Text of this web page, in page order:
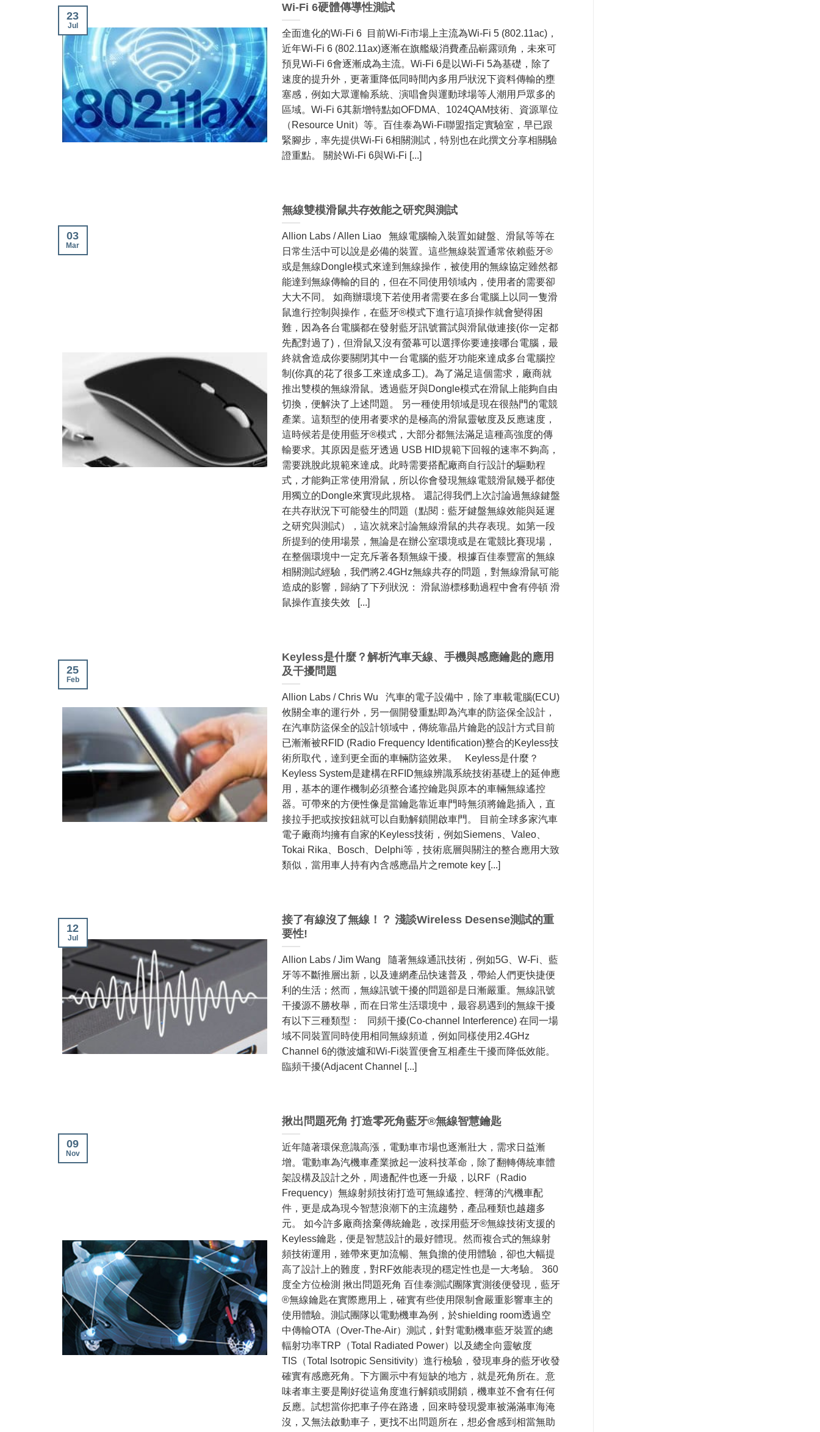
Wi-Fi 6硬體傳導性測試
全面進化的Wi-Fi 6 目前Wi-Fi市場上主流為Wi-Fi 5 (802.11ac)，
近年Wi-Fi 6 (802.11ax)逐漸在旗艦級消費產品嶄露頭角，未來可
預見Wi-Fi 6會逐漸成為主流。Wi-Fi 6是以Wi-Fi 5為基礎，除了
速度的提升外，更著重降低同時間內多用戶狀況下資料傳輸的壅
塞感，例如大眾運輸系統、演唱會與運動球場等人潮用戶眾多的
區域。Wi-Fi 6其新增特點如OFDMA、1024QAM技術、資源單位
（Resource Unit）等。百佳泰為Wi-Fi聯盟指定實驗室，早已跟
緊腳步，率先提供Wi-Fi 6相關測試，特別也在此撰文分享相關驗
證重點。 關於Wi-Fi 6與Wi-Fi [...]
23
Jul
無線雙模滑鼠共存效能之研究與測試
Allion Labs / Allen Liao 無線電腦輸入裝置如鍵盤、滑鼠等等在
日常生活中可以說是必備的裝置。這些無線裝置通常依賴藍牙®
或是無線Dongle模式來達到無線操作，被使用的無線協定雖然都
能達到無線傳輸的目的，但在不同使用領域內，使用者的需要卻
大大不同。 如商辦環境下若使用者需要在多台電腦上以同一隻滑
鼠進行控制與操作，在藍牙®模式下進行這項操作就會變得困
難，因為各台電腦都在發射藍牙訊號嘗試與滑鼠做連接(你一定都
先配對過了)，但滑鼠又沒有螢幕可以選擇你要連接哪台電腦，最
終就會造成你要關閉其中一台電腦的藍牙功能來達成多台電腦控
制(你真的花了很多工來達成多工)。為了滿足這個需求，廠商就
推出雙模的無線滑鼠。透過藍牙與Dongle模式在滑鼠上能夠自由
切換，便解決了上述問題。 另一種使用領域是現在很熱門的電競
產業。這類型的使用者要求的是極高的滑鼠靈敏度及反應速度，
這時候若是使用藍牙®模式，大部分都無法滿足這種高強度的傳
輸要求。其原因是藍牙透過 USB HID規範下回報的速率不夠高，
需要跳脫此規範來達成。此時需要搭配廠商自行設計的驅動程
式，才能夠正常使用滑鼠，所以你會發現無線電競滑鼠幾乎都使
用獨立的Dongle來實現此規格。 還記得我們上次討論過無線鍵盤
在共存狀況下可能發生的問題（點閱：藍牙鍵盤無線效能與延遲
之研究與測試），這次就來討論無線滑鼠的共存表現。如第一段
所提到的使用場景，無論是在辦公室環境或是在電競比賽現場，
在整個環境中一定充斥著各類無線干擾。根據百佳泰豐富的無線
相關測試經驗，我們將2.4GHz無線共存的問題，對無線滑鼠可能
造成的影響，歸納了下列狀況： 滑鼠游標移動過程中會有停頓 滑
鼠操作直接失效 [...]
03
Mar
Keyless是什麼？解析汽車天線、手機與感應鑰匙的應用
及干擾問題
Allion Labs / Chris Wu 汽車的電子設備中，除了車載電腦(ECU)
攸關全車的運行外，另一個開發重點即為汽車的防盜保全設計，
在汽車防盜保全的設計領域中，傳統靠晶片鑰匙的設計方式目前
已漸漸被RFID (Radio Frequency Identification)整合的Keyless技
術所取代，達到更全面的車輛防盜效果。 Keyless是什麼？
Keyless System是建構在RFID無線辨識系統技術基礎上的延伸應
用，基本的運作機制必須整合遙控鑰匙與原本的車輛無線遙控
器。可帶來的方便性像是當鑰匙靠近車門時無須將鑰匙插入，直
接拉手把或按按鈕就可以自動解鎖開啟車門。 目前全球多家汽車
電子廠商均擁有自家的Keyless技術，例如Siemens、Valeo、
Tokai Rika、Bosch、Delphi等，技術底層與關注的整合應用大致
類似，當用車人持有內含感應晶片之remote key [...]
25
Feb
接了有線沒了無線！？ 淺談Wireless Desense測試的重
要性!
Allion Labs / Jim Wang 隨著無線通訊技術，例如5G、W-Fi、藍
牙等不斷推層出新，以及連網產品快速普及，帶給人們更快捷便
利的生活；然而，無線訊號干擾的問題卻是日漸嚴重。無線訊號
干擾源不勝枚舉，而在日常生活環境中，最容易遇到的無線干擾
有以下三種類型： 同頻干擾(Co-channel Interference) 在同一場
域不同裝置同時使用相同無線頻道，例如同樣使用2.4GHz
Channel 6的微波爐和Wi-Fi裝置便會互相產生干擾而降低效能。
臨頻干擾(Adjacent Channel [...]
12
Jul
揪出問題死角 打造零死角藍牙®無線智慧鑰匙
近年隨著環保意識高漲，電動車市場也逐漸壯大，需求日益漸
增。電動車為汽機車產業掀起一波科技革命，除了翻轉傳統車體
架設構及設計之外，周邊配件也逐一升級，以RF（Radio
Frequency）無線射頻技術打造可無線遙控、輕薄的汽機車配
件，更是成為現今智慧浪潮下的主流趨勢，產品種類也越趨多
元。 如今許多廠商捨棄傳統鑰匙，改採用藍牙®無線技術支援的
Keyless鑰匙，便是智慧設計的最好體現。然而複合式的無線射
頻技術運用，雖帶來更加流暢、無負擔的使用體驗，卻也大幅提
高了設計上的難度，對RF效能表現的穩定性也是一大考驗。 360
度全方位檢測 揪出問題死角 百佳泰測試團隊實測後便發現，藍牙
®無線鑰匙在實際應用上，確實有些使用限制會嚴重影響車主的
使用體驗。測試團隊以電動機車為例，於shielding room透過空
中傳輸OTA（Over-The-Air）測試，針對電動機車藍牙裝置的總
輻射功率TRP（Total Radiated Power）以及總全向靈敏度
TIS（Total Isotropic Sensitivity）進行檢驗，發現車身的藍牙收發
確實有感應死角。下方圖示中有短缺的地方，就是死角所在。意
味者車主要是剛好從這角度進行解鎖或開鎖，機車並不會有任何
反應。試想當你把車子停在路邊，回來時發現愛車被滿滿車海淹
沒，又無法啟動車子，更找不出問題所在，想必會感到相當無助
09
Nov